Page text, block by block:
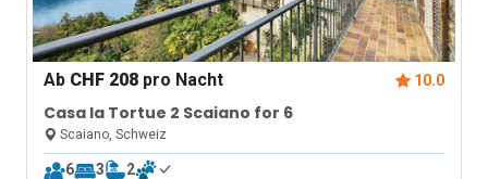
Ab CHF 208 pro Nacht 10.0
Casa la Tortue 2 Scaiano for 6
Scaiano, Schweiz
6 3 2